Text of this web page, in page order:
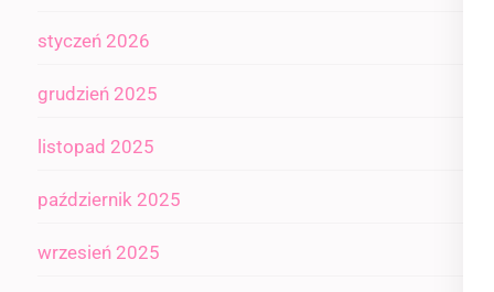
styczeń 2026
grudzień 2025
listopad 2025
październik 2025
wrzesień 2025